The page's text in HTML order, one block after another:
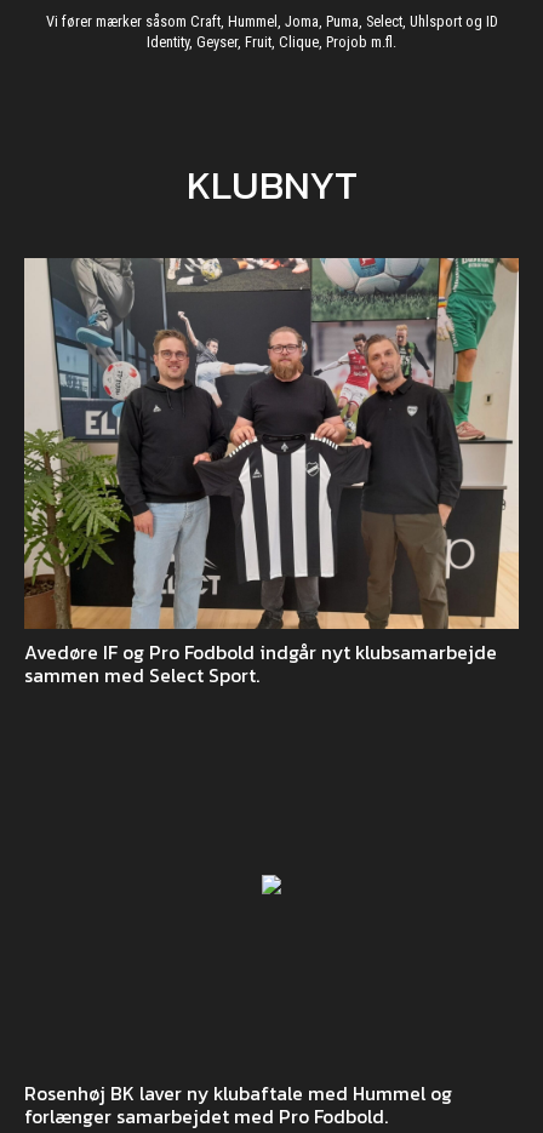
Vi fører mærker såsom Craft, Hummel, Joma, Puma, Select, Uhlsport og ID
Identity, Geyser, Fruit, Clique, Projob m.fl.
KLUBNYT
Avedøre IF og Pro Fodbold indgår nyt klubsamarbejde
sammen med Select Sport.
Rosenhøj BK laver ny klubaftale med Hummel og
forlænger samarbejdet med Pro Fodbold.